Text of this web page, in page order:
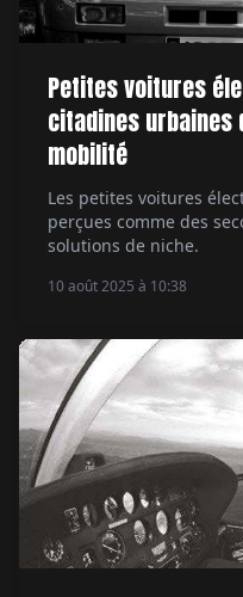
Petites voitures
citadines urbaines
mobilité
Les petites voitures
perçues comme des
solutions de niche.
10 août 2025 à 10:38